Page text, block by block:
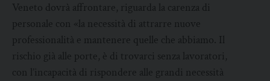
Veneto dovrà affrontare, riguarda la carenza di
personale con «la necessità di attrarre nuove
professionalità e mantenere quelle che abbiamo. Il
rischio già alle porte, è di trovarci senza lavoratori,
con l’incapacità di rispondere alle grandi necessità